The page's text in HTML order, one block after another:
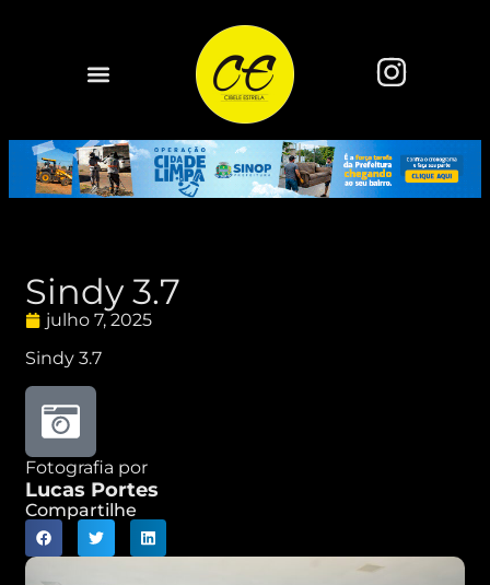
Sindy 3.7
julho 7, 2025
Sindy 3.7
Fotografia por
Lucas Portes
Compartilhe